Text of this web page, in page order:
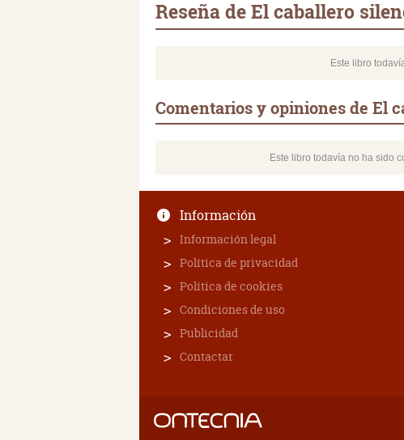
Reseña de El caballero
Este libro
Comentarios y opiniones de El
Este libro todavía no ha sido
Información
Información legal
Política de privacidad
Política de cookies
Condiciones de uso
Publicidad
Contactar